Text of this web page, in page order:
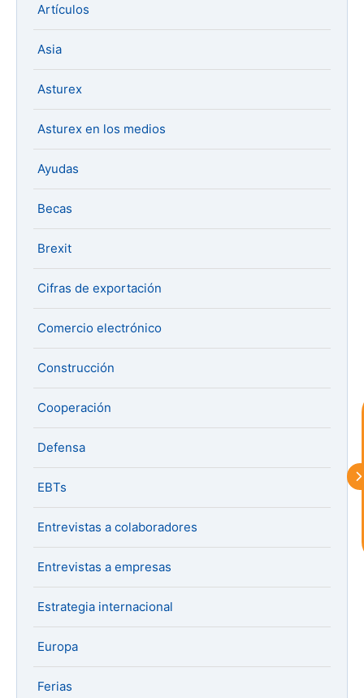
Artículos
Asia
Asturex
Asturex en los medios
Ayudas
Becas
Brexit
Cifras de exportación
Comercio electrónico
Construcción
Cooperación
Defensa
EBTs
Entrevistas a colaboradores
Entrevistas a empresas
Estrategia internacional
Europa
Ferias
astu
exportar importa
ayudarte con la internacionalización de
tu empresa e informarte sobre los
Asturex.
Al continuar con la Conversación,
aceptas nuestrapolítica de privacidad
¿En que te puedo ayudar hoy?